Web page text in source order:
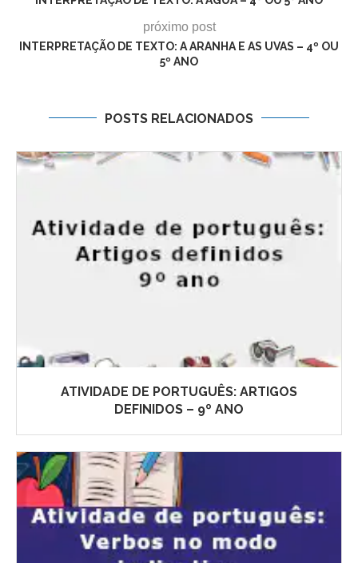
próximo post
INTERPRETAÇÃO DE TEXTO: A ARANHA E AS UVAS – 4º OU
5º ANO
POSTS RELACIONADOS
ATIVIDADE DE PORTUGUÊS: ARTIGOS
DEFINIDOS – 9º ANO